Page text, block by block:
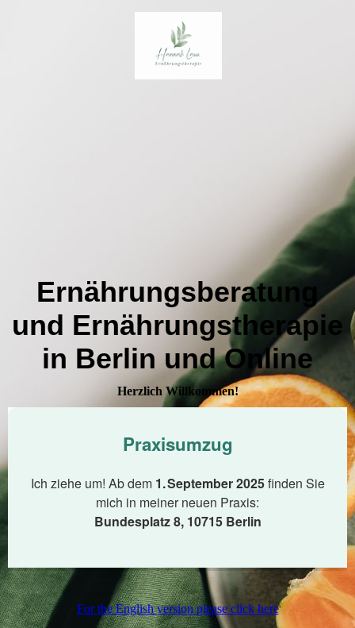
Ernährungsberatung
und Ernährungstherapie
in Berlin und Online
Herzlich Willkommen!
For the English version please click here